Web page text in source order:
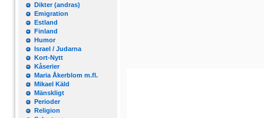
Dikter (andras)
Emigration
Estland
Finland
Humor
Israel / Judarna
Kort-Nytt
Kåserier
Maria Åkerblom m.fl.
Mikael Käld
Mänskligt
Perioder
Religion